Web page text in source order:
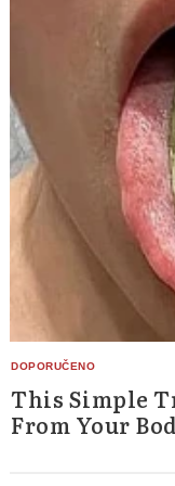
This Simple
From Your